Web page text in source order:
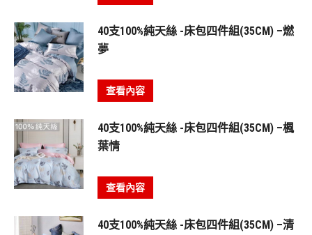
40支100%純天絲 -床包四件組(35CM) –燃
夢
查看內容
40支100%純天絲 -床包四件組(35CM) –楓
葉情
查看內容
40支100%純天絲 -床包四件組(35CM) –清